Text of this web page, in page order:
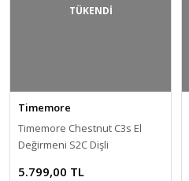
TÜKENDİ
Timemore
Timemore Chestnut C3s El
Değirmeni S2C Dişli
5.799,00 TL